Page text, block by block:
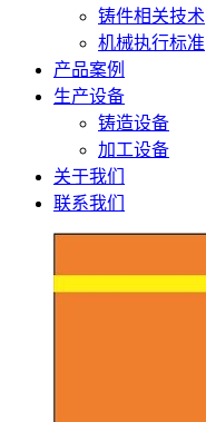
铸件相关技术
机械执行标准
产品案例
生产设备
铸造设备
加工设备
关于我们
联系我们